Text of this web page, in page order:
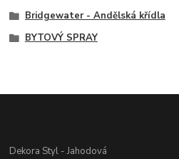
Bridgewater - Andělská křídla
BYTOVÝ SPRAY
Dekora Styl - Jahodová